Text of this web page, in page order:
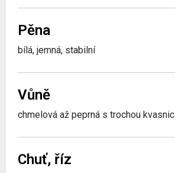
Pěna
bílá, jemná, stabilní
Vůně
chmelová až peprná s trochou kvasnic
Chuť, říz